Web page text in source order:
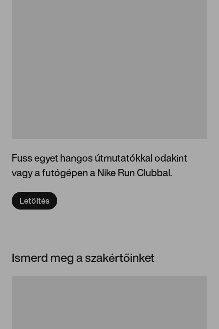
Fuss egyet hangos útmutatókkal odakint
vagy a futógépen a Nike Run Clubbal.
Letöltés
Ismerd meg a szakértőinket